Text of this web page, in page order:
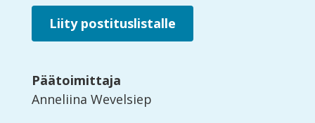
Liity postituslistalle
Päätoimittaja
Anneliina Wevelsiep